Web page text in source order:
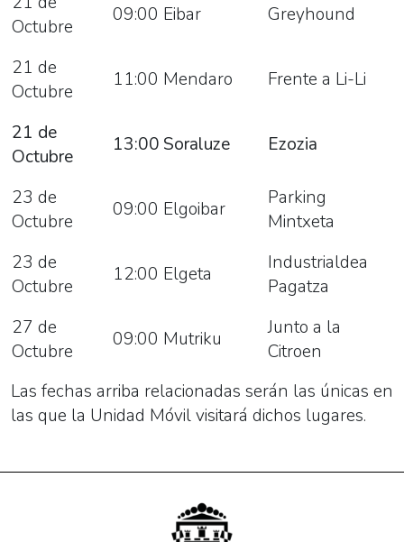
Octubre
09:00 Eibar Greyhound
21 de
Octubre
11:00 Mendaro Frente a Li-Li
21 de
Octubre
13:00 Soraluze Ezozia
23 de
Octubre
09:00 Elgoibar
Parking
Mintxeta
23 de
Octubre
12:00 Elgeta
Industrialdea
Pagatza
27 de
Octubre
09:00 Mutriku
Junto a la
Citroen
Las fechas arriba relacionadas serán las únicas en
las que la Unidad Móvil visitará dichos lugares.